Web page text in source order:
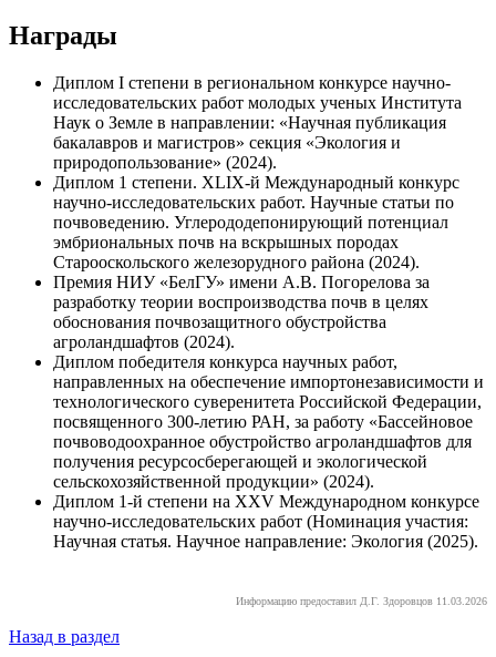
Награды
Диплом I степени в региональном конкурсе научно-
исследовательских работ молодых ученых Института
Наук о Земле в направлении: «Научная публикация
бакалавров и магистров» секция «Экология и
природопользование» (2024).
Диплом 1 степени. XLIX-й Международный конкурс
научно-исследовательских работ. Научные статьи по
почвоведению. Углерододепонирующий потенциал
эмбриональных почв на вскрышных породах
Старооскольского железорудного района (2024).
Премия НИУ «БелГУ» имени А.В. Погорелова за
разработку теории воспроизводства почв в целях
обоснования почвозащитного обустройства
агроландшафтов (2024).
Диплом победителя конкурса научных работ,
направленных на обеспечение импортонезависимости и
технологического суверенитета Российской Федерации,
посвященного 300-летию РАН, за работу «Бассейновое
почвоводоохранное обустройство агроландшафтов для
получения ресурсосберегающей и экологической
сельскохозяйственной продукции» (2024).
Диплом 1-й степени на XXV Международном конкурсе
научно-исследовательских работ (Номинация участия:
Научная статья. Научное направление: Экология (2025).
Информацию предоставил Д.Г. Здоровцов 11.03.2026
Назад в раздел